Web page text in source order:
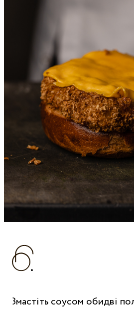
Змастіть соусом обидві